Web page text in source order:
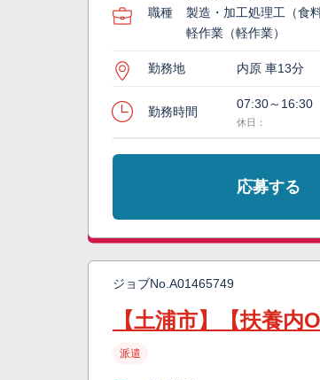
職種
製造・加工処理工（食
軽作業（軽作業）
勤務地 内原 車13分
勤務時間
07:30～16:30
休日：
応募する
ジョブNo. A01465749
【土浦市】【扶養
派遣